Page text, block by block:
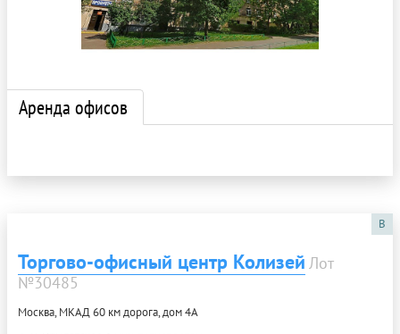
Аренда офисов
B
Торгово-офисный центр Колизей Лот
№30485
Москва, МКАД 60 км дорога, дом 4А